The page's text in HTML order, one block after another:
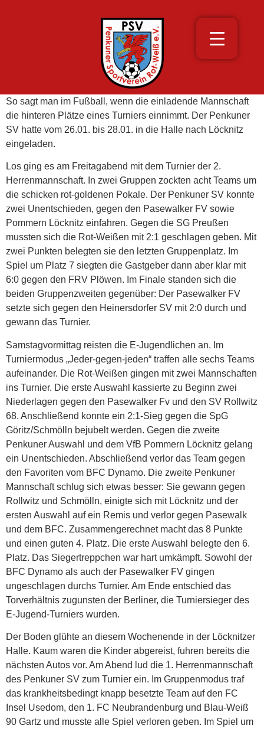
So sagt man im Fußball, wenn die einladende Mannschaft
die hinteren Plätze eines Turniers einnimmt. Der Penkuner
SV hatte vom 26.01. bis 28.01. in die Halle nach Löcknitz
eingeladen.
Los ging es am Freitagabend mit dem Turnier der 2.
Herrenmannschaft. In zwei Gruppen zockten acht Teams um
die schicken rot-goldenen Pokale. Der Penkuner SV konnte
zwei Unentschieden, gegen den Pasewalker FV sowie
Pommern Löcknitz einfahren. Gegen die SG Preußen
mussten sich die Rot-Weißen mit 2:1 geschlagen geben. Mit
zwei Punkten belegten sie den letzten Gruppenplatz. Im
Spiel um Platz 7 siegten die Gastgeber dann aber klar mit
6:0 gegen den FRV Plöwen. Im Finale standen sich die
beiden Gruppenzweiten gegenüber: Der Pasewalker FV
setzte sich gegen den Heinersdorfer SV mit 2:0 durch und
gewann das Turnier.
Samstagvormittag reisten die E-Jugendlichen an. Im
Turniermodus „Jeder-gegen-jeden“ traffen alle sechs Teams
aufeinander. Die Rot-Weißen gingen mit zwei Mannschaften
ins Turnier. Die erste Auswahl kassierte zu Beginn zwei
Niederlagen gegen den Pasewalker Fv und den SV Rollwitz
68. Anschließend konnte ein 2:1-Sieg gegen die SpG
Göritz/Schmölln bejubelt werden. Gegen die zweite
Penkuner Auswahl und dem VfB Pommern Löcknitz gelang
ein Unentschieden. Abschließend verlor das Team gegen
den Favoriten vom BFC Dynamo. Die zweite Penkuner
Mannschaft schlug sich etwas besser: Sie gewann gegen
Rollwitz und Schmölln, einigte sich mit Löcknitz und der
ersten Auswahl auf ein Remis und verlor gegen Pasewalk
und dem BFC. Zusammengerechnet macht das 8 Punkte
und einen guten 4. Platz. Die erste Auswahl belegte den 6.
Platz. Das Siegertreppchen war hart umkämpft. Sowohl der
BFC Dynamo als auch der Pasewalker FV gingen
ungeschlagen durchs Turnier. Am Ende entschied das
Torverhältnis zugunsten der Berliner, die Turniersieger des
E-Jugend-Turniers wurden.
Der Boden glühte an diesem Wochenende in der Löcknitzer
Halle. Kaum waren die Kinder abgereist, fuhren bereits die
nächsten Autos vor. Am Abend lud die 1. Herrenmannschaft
des Penkuner SV zum Turnier ein. Im Gruppenmodus traf
das krankheitsbedingt knapp besetzte Team auf den FC
Insel Usedom, den 1. FC Neubrandenburg und Blau-Weiß
90 Gartz und musste alle Spiel verloren geben. Im Spiel um